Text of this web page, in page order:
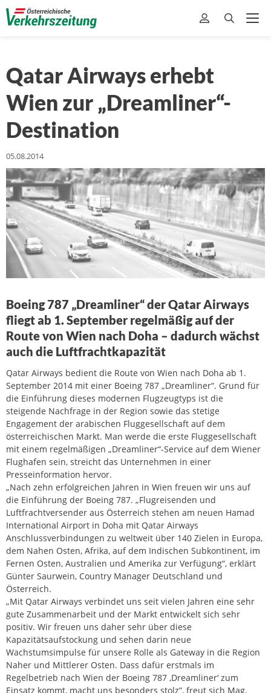
Qatar Airways erhebt
Wien zur „Dreamliner“-
Destination
05.08.2014
Boeing 787 „Dreamliner“ der Qatar Airways
fliegt ab 1. September regelmäßig auf der
Route von Wien nach Doha – dadurch wächst
auch die Luftfrachtkapazität
Qatar Airways bedient die Route von Wien nach Doha ab 1.
September 2014 mit einer Boeing 787 „Dreamliner“. Grund für
die Einführung dieses modernen Flugzeugtyps ist die
steigende Nachfrage in der Region sowie das stetige
Engagement der arabischen Fluggesellschaft auf dem
österreichischen Markt. Man werde die erste Fluggesellschaft
mit einem regelmäßigen „Dreamliner“-Service auf dem Wiener
Flughafen sein, streicht das Unternehmen in einer
Presseinformation hervor.
„Nach zehn erfolgreichen Jahren in Wien freuen wir uns auf
die Einführung der Boeing 787. „Flugreisenden und
Luftfrachtversender aus Österreich stehen am neuen Hamad
International Airport in Doha mit Qatar Airways
Anschlussverbindungen zu weltweit über 140 Zielen in Europa,
dem Nahen Osten, Afrika, auf dem Indischen Subkontinent, im
Fernen Osten, Australien und Amerika zur Verfügung“, erklärt
Günter Saurwein, Country Manager Deutschland und
Österreich.
„Mit Qatar Airways verbindet uns seit vielen Jahren eine sehr
gute Zusammenarbeit und der Markt entwickelt sich sehr
positiv. Wir freuen uns daher sehr über diese
Kapazitätsaufstockung und sehen darin neue
Wachstumsimpulse für unsere Rolle als Gateway in die Region
Naher und Mittlerer Osten. Dass dafür erstmals im
Regelbetrieb nach Wien der Boeing 787 ‚Dreamliner‘ zum
Einsatz kommt, macht uns besonders stolz”, freut sich Mag.